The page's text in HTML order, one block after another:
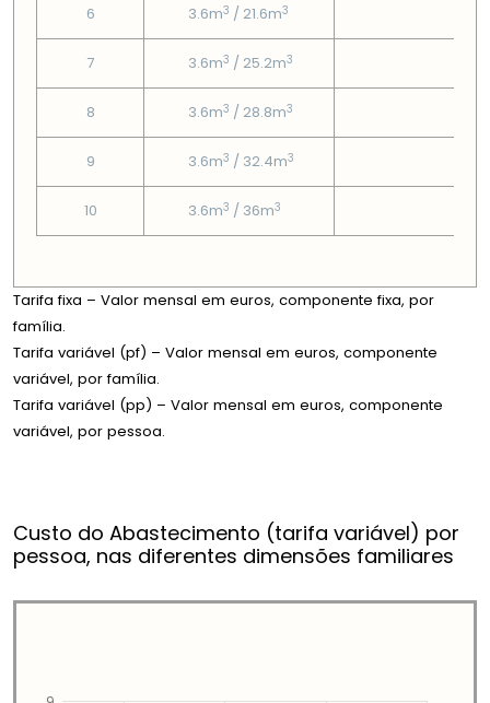
6 3.6m3 / 21.6m3
7 3.6m3 / 25.2m3
8 3.6m3 / 28.8m3
9 3.6m3 / 32.4m3
10 3.6m3 / 36m3
Tarifa fixa – Valor mensal em euros, componente fixa, por
família.
Tarifa variável (pf) – Valor mensal em euros, componente
variável, por família.
Tarifa variável (pp) – Valor mensal em euros, componente
variável, por pessoa.
Custo do Abastecimento (tarifa variável) por
pessoa, nas diferentes dimensões familiares